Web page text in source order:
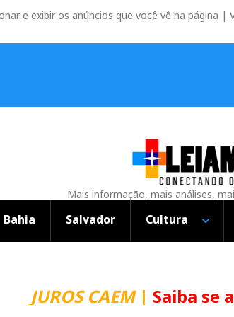
e exibir os anúncios que você vê na página |
Mais informação, mais análises,
Bahia Salvador Cultura
JUROS CAEM|Saiba se a